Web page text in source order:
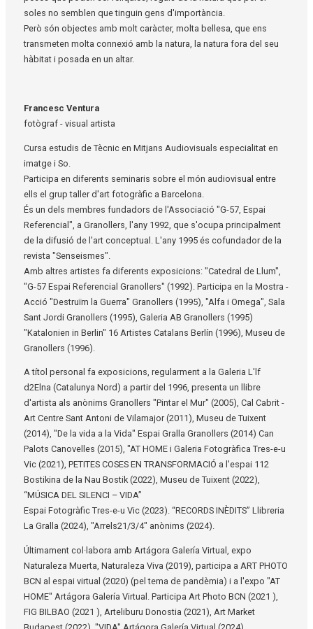
soles no semblen que tinguin gens d'importància.
Però són objectes amb molt caràcter, molta bellesa, que ens
transmeten molta connexió amb la natura, la natura fora del seu
hàbitat i posada en un altar.
Francesc Ventura
fotògraf - visual artista
Cursa estudis de Tècnic en Mitjans Audiovisuals especialitat en
imatge i So.
Participa en diferents seminaris sobre el món audiovisual entre
ells el grup taller d'art fotogràfic a Barcelona.
És un dels membres fundadors de l'Associació "G-57, Espai
Referencial", a Granollers, l'any 1992, que s'ocupa principalment
de la difusió de l'art conceptual. L'any 1995 és cofundador de la
revista "Senseismes".
Amb altres artistes fa diferents exposicions: "Catedral de Llum",
"G-57 Espai Referencial Granollers" (1992). Participa en la Mostra -
Acció "Destruïm la Guerra" Granollers (1995), "Alfa i Omega", Sala
Sant Jordi Granollers (1995), Galeria AB Granollers (1995)
"Katalonien in Berlin" 16 Artistes Catalans Berlín (1996), Museu de
Granollers (1996).
A títol personal fa exposicions, regularment a la Galeria L'lf
d2Elna (Catalunya Nord) a partir del 1996, presenta un llibre
d'artista als anònims Granollers "Pintar el Mur" (2005), Cal Cabrit -
Art Centre Sant Antoni de Vilamajor (2011), Museu de Tuixent
(2014), "De la vida a la Vida" Espai Gralla Granollers (2014) Can
Palots Canovelles (2015), "AT HOME i Galeria Fotogràfica Tres-e-u
Vic (2021), PETITES COSES EN TRANSFORMACIÓ a l'espai 112
Bostikina de la Nau Bostik (2022), Museu de Tuixent (2022),
“MÚSICA DEL SILENCI – VIDA”
Espai Fotogràfic Tres-e-u Vic (2023). “RECORDS INÈDITS” Llibreria
La Gralla (2024), "Arrels21/3/4" anònims (2024).
Últimament col·labora amb Artágora Galería Virtual, expo
Naturaleza Muerta, Naturaleza Viva (2019), participa a ART PHOTO
BCN al espai virtual (2020) (pel tema de pandèmia) i a l'expo "AT
HOME" Artágora Galería Virtual. Participa Art Photo BCN (2021 ),
FIG BILBAO (2021 ), Arteliburu Donostia (2021), Art Market